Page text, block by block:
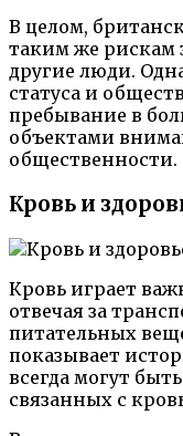
В целом,
таким же рискам
другие люди.
статуса и
пребывание в
объектами
общественности.
Кровь и
Кровь играет
отвечая за
питательных
показывает
всегда могут
связанных с